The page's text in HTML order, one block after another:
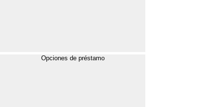
Opciones de préstamo